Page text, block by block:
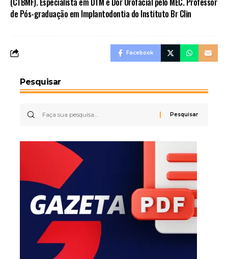
de Pós-graduação em Implantodontia do Instituto Br Clin
Facebook
Pesquisar